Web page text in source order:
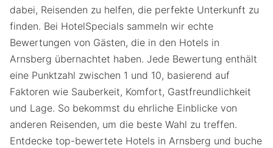
dabei, Reisenden zu helfen, die perfekte Unterkunft zu
finden. Bei HotelSpecials sammeln wir echte
Bewertungen von Gästen, die in den Hotels in
Arnsberg übernachtet haben. Jede Bewertung enthält
eine Punktzahl zwischen 1 und 10, basierend auf
Faktoren wie Sauberkeit, Komfort, Gastfreundlichkeit
und Lage. So bekommst du ehrliche Einblicke von
anderen Reisenden, um die beste Wahl zu treffen.
Entdecke top-bewertete Hotels in Arnsberg und buche